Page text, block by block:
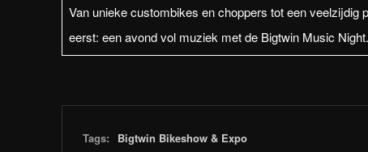
Van unieke custombikes en choppers tot een
eerst: een avond vol muziek met de Bigtwin Music Night.
Tags: Bigtwin Bikeshow & Expo